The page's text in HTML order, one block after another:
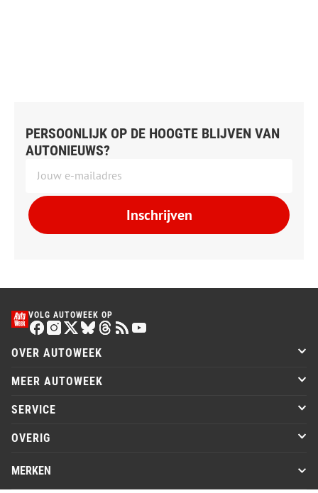
PERSOONLIJK OP DE HOOGTE BLIJVEN VAN
AUTONIEUWS?
Inschrijven
VOLG AUTOWEEK OP
OVER AUTOWEEK
MEER AUTOWEEK
SERVICE
OVERIG
MERKEN